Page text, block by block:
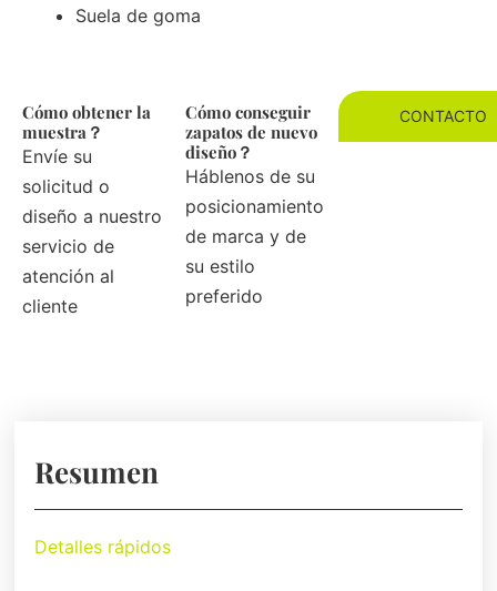
Suela de goma
Cómo obtener la
muestra？
Envíe su
solicitud o
diseño a nuestro
servicio de
atención al
cliente
Cómo conseguir
zapatos de nuevo
diseño？
Háblenos de su
posicionamiento
de marca y de
su estilo
preferido
CONTACTO
Resumen
Detalles rápidos